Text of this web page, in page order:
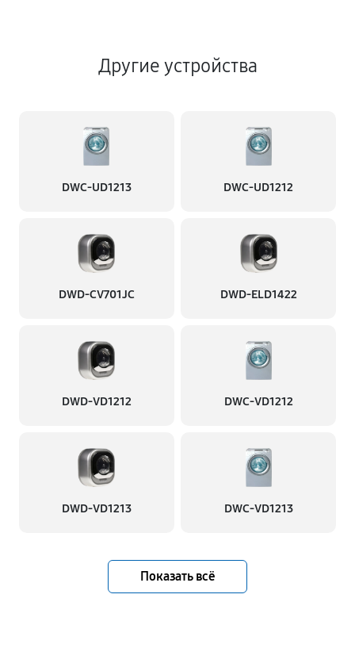
Другие устройства
DWC-UD1213 DWC-UD1212
DWD-CV701JC DWD-ELD1422
DWD-VD1212 DWC-VD1212
DWD-VD1213 DWC-VD1213
Показать всё